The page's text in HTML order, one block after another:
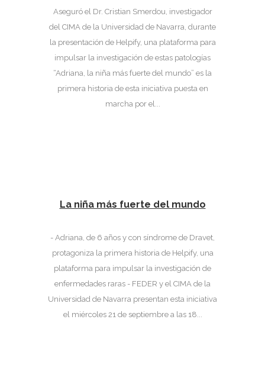
Aseguró el Dr. Cristian Smerdou, investigador
del CIMA de la Universidad de Navarra, durante
la presentación de Helpify, una plataforma para
impulsar la investigación de estas patologías
“Adriana, la niña más fuerte del mundo” es la
primera historia de esta iniciativa puesta en
marcha por el...
La niña más fuerte del mundo
- Adriana, de 6 años y con síndrome de Dravet,
protagoniza la primera historia de Helpify, una
plataforma para impulsar la investigación de
enfermedades raras - FEDER y el CIMA de la
Universidad de Navarra presentan esta iniciativa
el miércoles 21 de septiembre a las 18...